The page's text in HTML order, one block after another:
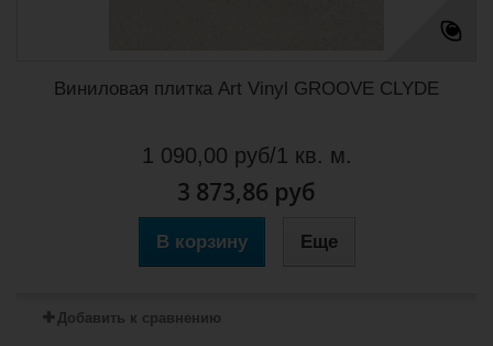
Виниловая плитка Art Vinyl GROOVE CLYDE
1 090,00 руб/1 кв. м.
3 873,86 руб
В корзину Еще
Добавить к сравнению